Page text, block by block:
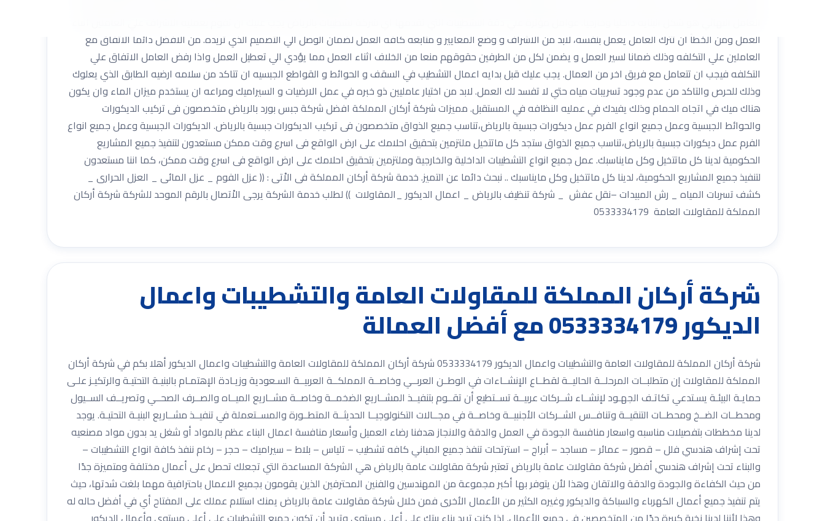
العمل ومن الخطأ ان تترك العامل يعمل بنفسه، لابد من الاشراف و وضع المعايير و متابعه كافه العمل لضمان الوصل الي التصميم الذي تريده. من الافضل دائما الاتفاق مع
العاملين علي التكلفه وذلك ضمانا لسير العمل و يضمن لكل من الطرفين حقوقهم منعا من الخلاف اثناء العمل مما يؤدي الي تعطيل العمل واذا رفض العامل الاتفاق علي
التكلفه فيجب ان تتعامل مع فريق اخر من العمال. يجب عليك قبل بدايه اعمال التشطيب في السقف و الحوائط و القواطع الجبسيه ان تتاكد من سلامه ارضيه الطابق الذي يعلوك
وذلك للحرص والتاكد من عدم وجود تسريبات مياه حتي لا تفسد لك العمل. لابد من اختيار عامليين ذو خبره في عمل الارضيات و السيراميك ومراعه ان يستخدم ميزان الماء وان يكون
هناك ميك في اتجاه الحمام وذلك يفيدك في عمليه النظافه في المستقبل. مميزات شركة أركان المملكة افضل شركة جبس بورد بالرياض متخصصون فى تركيب الديكورات
والحوائط الجبسية وعمل جميع انواع الفرم عمل ديكورات جبسية بالرياض،تناسب جميع الذواق متخصصون فى تركيب الديكورات جبسية بالرياض. الديكورات الجبسية وعمل جميع انواع
الفرم عمل ديكورات جبسية بالرياض،تناسب جميع الذواق ستجد كل ماتتخيل ملتزمين بتحقيق احلامك على ارض الواقع فى اسرع وقت ممكن مستعدون لتنفيذ جميع المشاريع
الحكومية لدينا كل ماتتخيل وكل مايناسبك. عمل جميع انواع التشطيبات الداخلية والخارجية وملتزمين بتحقيق احلامك على ارض الواقع فى اسرع وقت ممكن، كما اننا مستعدون
لتنفيذ جميع المشاريع الحكومية، لدينا كل ماتتخيل وكل مايناسبك .. نبحث دائما عن التميز. خدمة شركة أركان المملكة فى الاْتى : (( عزل الفوم _ عزل المائى _ العزل الحرارى _
كشف تسربات المياه _ رش المبيدات –نقل عفش _ شركة تنظيف بالرياض _ اعمال الديكور _المقاولات )) لطلب خدمة الشركة يرجى الاْتصال بالرقم الموحد للشركة شركة أركان
المملكة للمقاولات العامة 0533334179
شركة أركان المملكة للمقاولات العامة والتشطيبات واعمال
الديكور 0533334179 مع أفضل العمالة
شركة أركان المملكة للمقاولات العامة والتشطيبات واعمال الديكور 0533334179 شركة أركان المملكة للمقاولات العامة والتشطيبات واعمال الديكور أهلا بكم في شركة أركان
المملكة للمقاولات إن متطلبــات المرحلــة الحاليــة لقطــاع الإنشــاءات في الوطــن العربــي وخاصــة المملكــة العربيــة السـعودية وزيـادة الإهتمـام بالبنيـة التحتيـة والرتكيـز علـى
حمايـة البيئـة يسـتدعي تكاتـف الجهـود لإنشــاء شــركات عربيــة تســتطيع أن تقــوم بتنفيــذ المشــاريع الضخمــة وخاصــة مشــاريع الميــاه والصــرف الصحــي وتصريــف الســيول
ومحطــات الضــخ ومحطــات التنقيــة وتنافــس الشــركات الأجنبيــة وخاصــة في مجــالات التكنولوجيــا الحديثــة المتطــورة والمســتعملة في تنفيــذ مشــاريع البنيـة التحتيـة. يوجد
لدينا مخططات بتفصيلات مناسبه واسعار منافسة الجودة في العمل والدقة والانجاز هدفنا رضاء العميل وأسعار منافسة اعمال البناء عظم بالمواد أو شغل يد بدون مواد مصنعيه
تحت إشراف هندسي فلل – قصور – عمائر – مساجد – أبراج – استرتحات تنفذ جميع المباني كافه تشطيب – تلياس – بلاط – سيراميك – حجر – رخام ننفذ كافة انواع التشطيبات –
والبناء تحت إشراف هندسي أفضل شركة مقاولات عامة بالرياض تعتبر شركة مقاولات عامة بالرياض هي الشركة المساعدة التي تجعلك تحصل على أعمال مختلفة ومتميزة جدًا
من حيث الكفاءة والجودة والدقة والاتقان وهذا لأن يتوفر بها أكبر مجموعة من المهندسين والفنين المحترفين الذين يقومون بجميع الاعمال باحترافية مهما بلغت شدتها، حيث
يتم تنفيذ جميع أعمال الكهرباء والسباكة والديكور وغيره الكثير من الأعمال الأخرى فمن خلال شركة مقاولات عامة بالرياض يمنك استلام عملك على المفتاح أي في أفضل حاله له